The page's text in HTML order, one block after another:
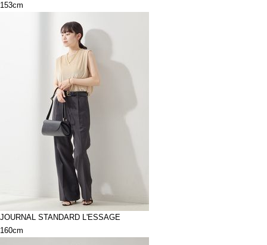
153cm
JOURNAL STANDARD L'ESSAGE
160cm